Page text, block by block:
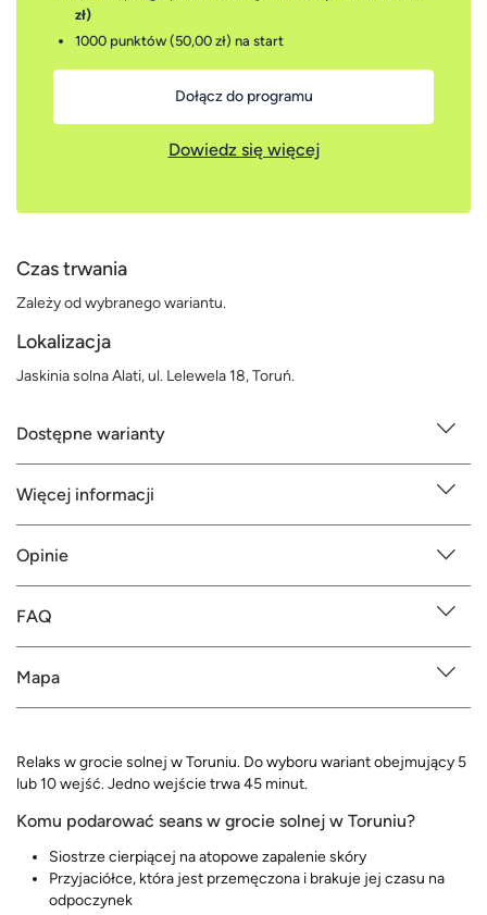
zł)
1000 punktów (50,00 zł) na start
Dołącz do programu
Dowiedz się więcej
Czas trwania
Zależy od wybranego wariantu.
Lokalizacja
Jaskinia solna Alati, ul. Lelewela 18, Toruń.
Dostępne warianty
Więcej informacji
Opinie
FAQ
Mapa
Relaks w grocie solnej w Toruniu. Do wyboru wariant obejmujący 5
lub 10 wejść. Jedno wejście trwa 45 minut.
Komu podarować seans w grocie solnej w Toruniu?
Siostrze cierpiącej na atopowe zapalenie skóry
Przyjaciółce, która jest przemęczona i brakuje jej czasu na
odpoczynek